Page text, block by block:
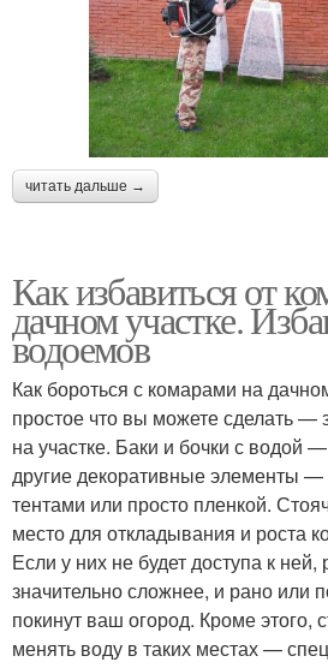
читать дальше →
Как избавиться от
дачном участке.
водоемов
Как бороться с комарами на
простое что вы можете сделать —
на участке. Баки и бочки с водой
другие декоративные элементы
тентами или просто пленкой.
место для откладывания и роста
Если у них не будет доступа к ней,
значительно сложнее, и рано или
покинут ваш огород. Кроме этого,
менять воду в таких местах —